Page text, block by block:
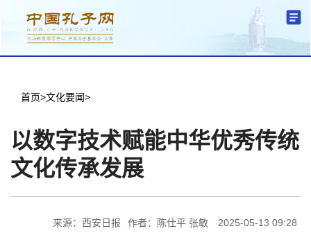
首页>文化要闻>
以数字技术赋能中华优秀传统
文化传承发展
来源：西安日报 作者：陈仕平 张敏 2025-05-13 09:28